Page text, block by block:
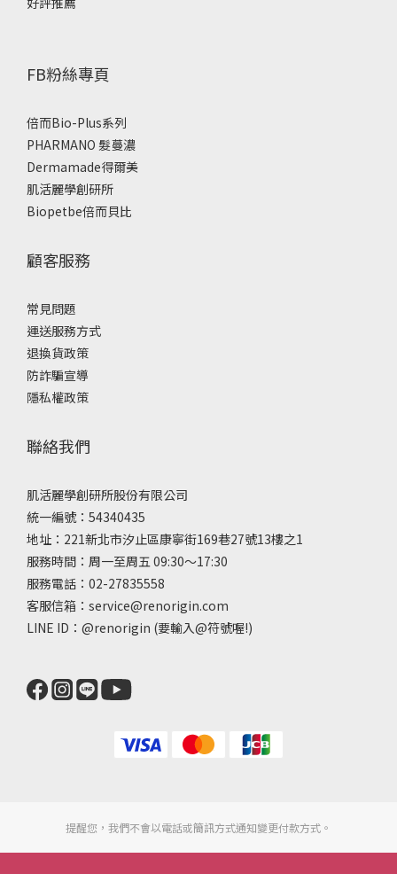
FB粉絲專頁
倍而Bio-Plus系列
PHARMANO 髮蔓濃
Dermamade得爾美
肌活麗學創研所
Biopetbe倍而貝比
顧客服務
常見問題
運送服務方式
退換貨政策
防詐騙宣導
隱私權政策
聯絡我們
肌活麗學創研所股份有限公司
統一編號：54340435
地址：221新北市汐止區康寧街169巷27號13樓之1
服務時間：周一至周五 09:30～17:30
服務電話：02-27835558
客服信箱：service@renorigin.com
LINE ID： @renorigin (要輸入@符號喔!)
提醒您，我們不會以電話或簡訊方式通知變更付款方式。